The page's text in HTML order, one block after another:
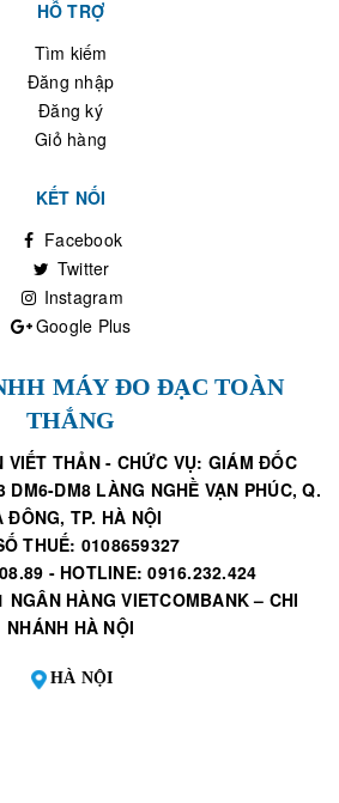
HỖ TRỢ
Tìm kiếm
Đăng nhập
Đăng ký
Giỏ hàng
KẾT NỐI
Facebook
Twitter
Instagram
Google Plus
MÁY ĐO ĐẠC TOÀN
THẮNG
VIẾT THẢN - CHỨC VỤ: GIÁM ĐỐC
DM6-DM8 LÀNG NGHỀ VẠN PHÚC, Q.
ĐÔNG, TP. HÀ NỘI
THUẾ: 0108659327
- HOTLINE: 0916.232.424
HÀNG VIETCOMBANK – CHI
NHÁNH HÀ NỘI
HÀ NỘI